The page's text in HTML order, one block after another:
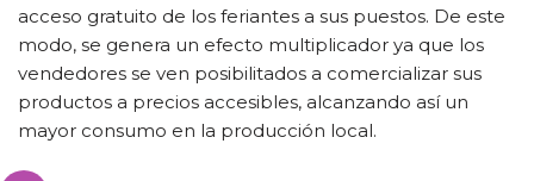
acceso gratuito de los feriantes a sus puestos. De este
modo, se genera un efecto multiplicador ya que los
vendedores se ven posibilitados a comercializar sus
productos a precios accesibles, alcanzando así un
mayor consumo en la producción local.